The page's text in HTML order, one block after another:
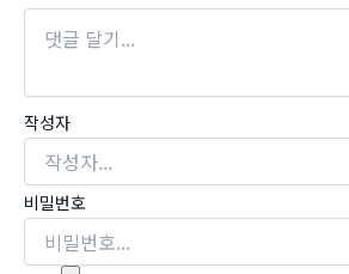
작성자
비밀번호